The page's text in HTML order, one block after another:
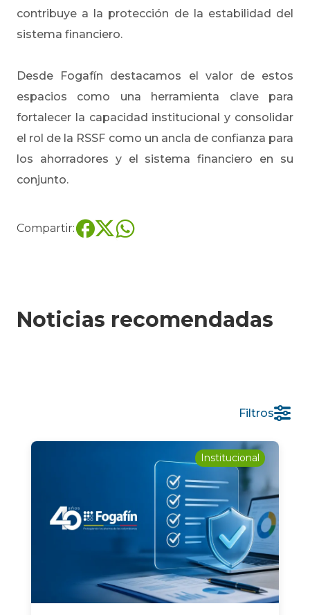
contribuye a la protección de la estabilidad del
sistema financiero.
Desde Fogafín destacamos el valor de estos
espacios como una herramienta clave para
fortalecer la capacidad institucional y consolidar
el rol de la RSSF como un ancla de confianza para
los ahorradores y el sistema financiero en su
conjunto.
Compartir:
Noticias recomendadas
Filtros
Institucional